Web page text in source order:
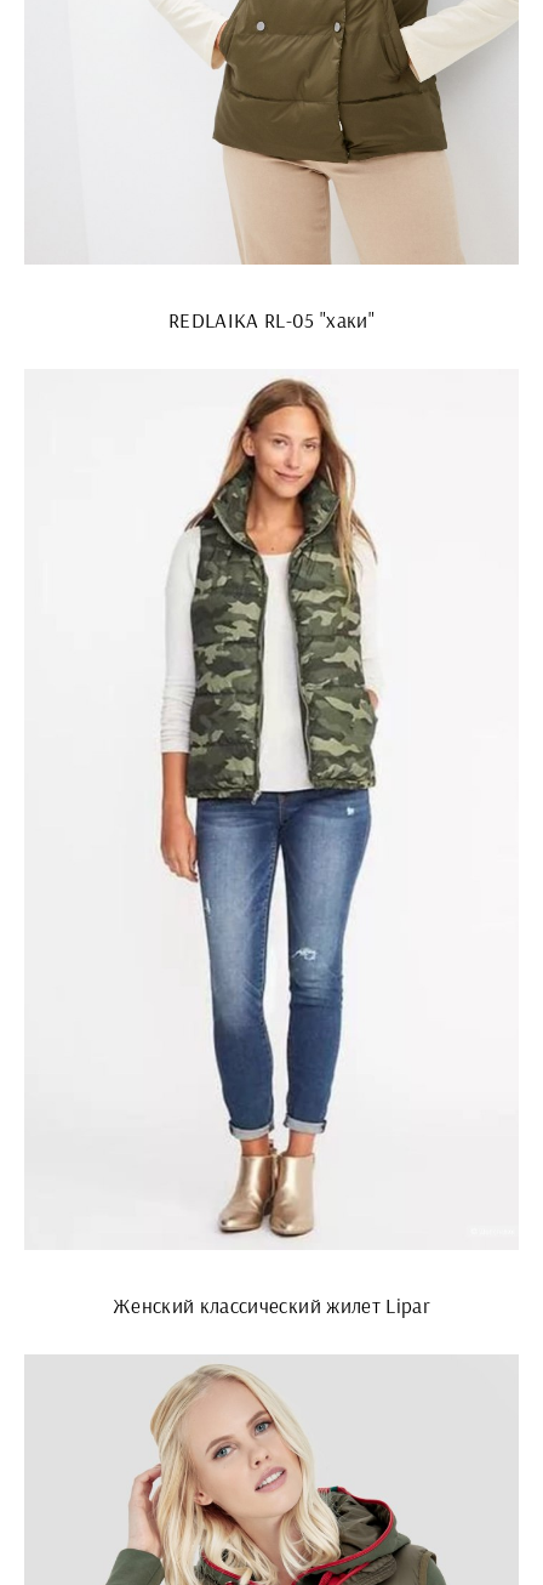
REDLAIKA RL-05 "хаки"
Женский классический жилет Lipar